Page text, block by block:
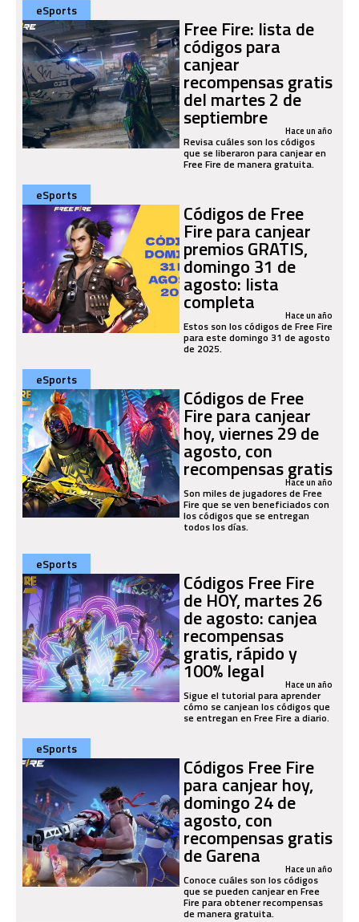
eSports
Free Fire: lista de
códigos para
canjear
recompensas gratis
del martes 2 de
septiembre Hace un año
Revisa cuáles son los códigos
que se liberaron para canjear en
Free Fire de manera gratuita.
eSports
Códigos de Free
Fire para canjear
premios GRATIS,
domingo 31 de
agosto: lista
completa Hace un año
Estos son los códigos de Free Fire
para este domingo 31 de agosto
de 2025.
eSports
Códigos de Free
Fire para canjear
hoy, viernes 29 de
agosto, con
recompensas gratis
Hace un año
Son miles de jugadores de Free
Fire que se ven beneficiados con
los códigos que se entregan
todos los días.
eSports
Códigos Free Fire
de HOY, martes 26
de agosto: canjea
recompensas
gratis, rápido y
100% legal Hace un año
Sigue el tutorial para aprender
cómo se canjean los códigos que
se entregan en Free Fire a diario.
eSports
Códigos Free Fire
para canjear hoy,
domingo 24 de
agosto, con
recompensas gratis
de Garena Hace un año
Conoce cuáles son los códigos
que se pueden canjear en Free
Fire para obtener recompensas
de manera gratuita.